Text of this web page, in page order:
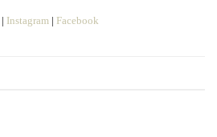
| Instagram | Facebook